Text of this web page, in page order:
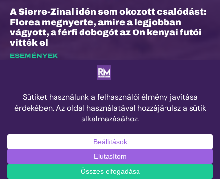
A Sierre-Zinal idén sem okozott csalódást:
Florea megnyerte, amire a legjobban
vágyott, a férfi dobogót az On kenyai futói
vitték el
ESEMÉNYEK
Dalos Máté: „Nem ez volt életem
legkönnyebb versenye”
EXKLUZÍV INTERJÚK
Száz kilométer, amely végül nem rólam
© 2025 Runner's Mag Hungary minden jog fenntartva.